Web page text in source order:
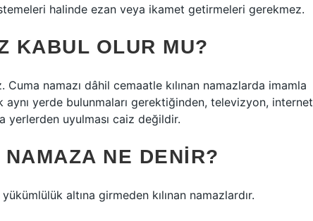
halinde ezan veya ikamet getirmeleri gerekmez.
KABUL OLUR MU?
Cuma namazı dâhil cemaatle kılınan namazlarda imamla
aynı yerde bulunmaları gerektiğinden, televizyon, internet
yerlerden uyulması caiz değildir.
NE DENIR?
altına girmeden kılınan namazlardır.